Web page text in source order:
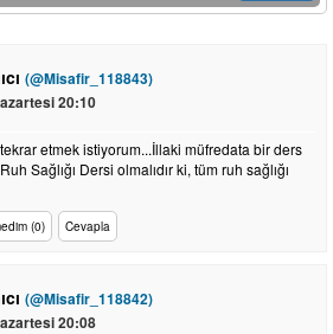
(@Misafir_118843)
20:10
etmek istiyorum...İllaki müfredata bir ders
Sağlığı Dersi olmalıdır ki, tüm ruh sağlığı
(0) Cevapla
(@Misafir_118842)
20:08